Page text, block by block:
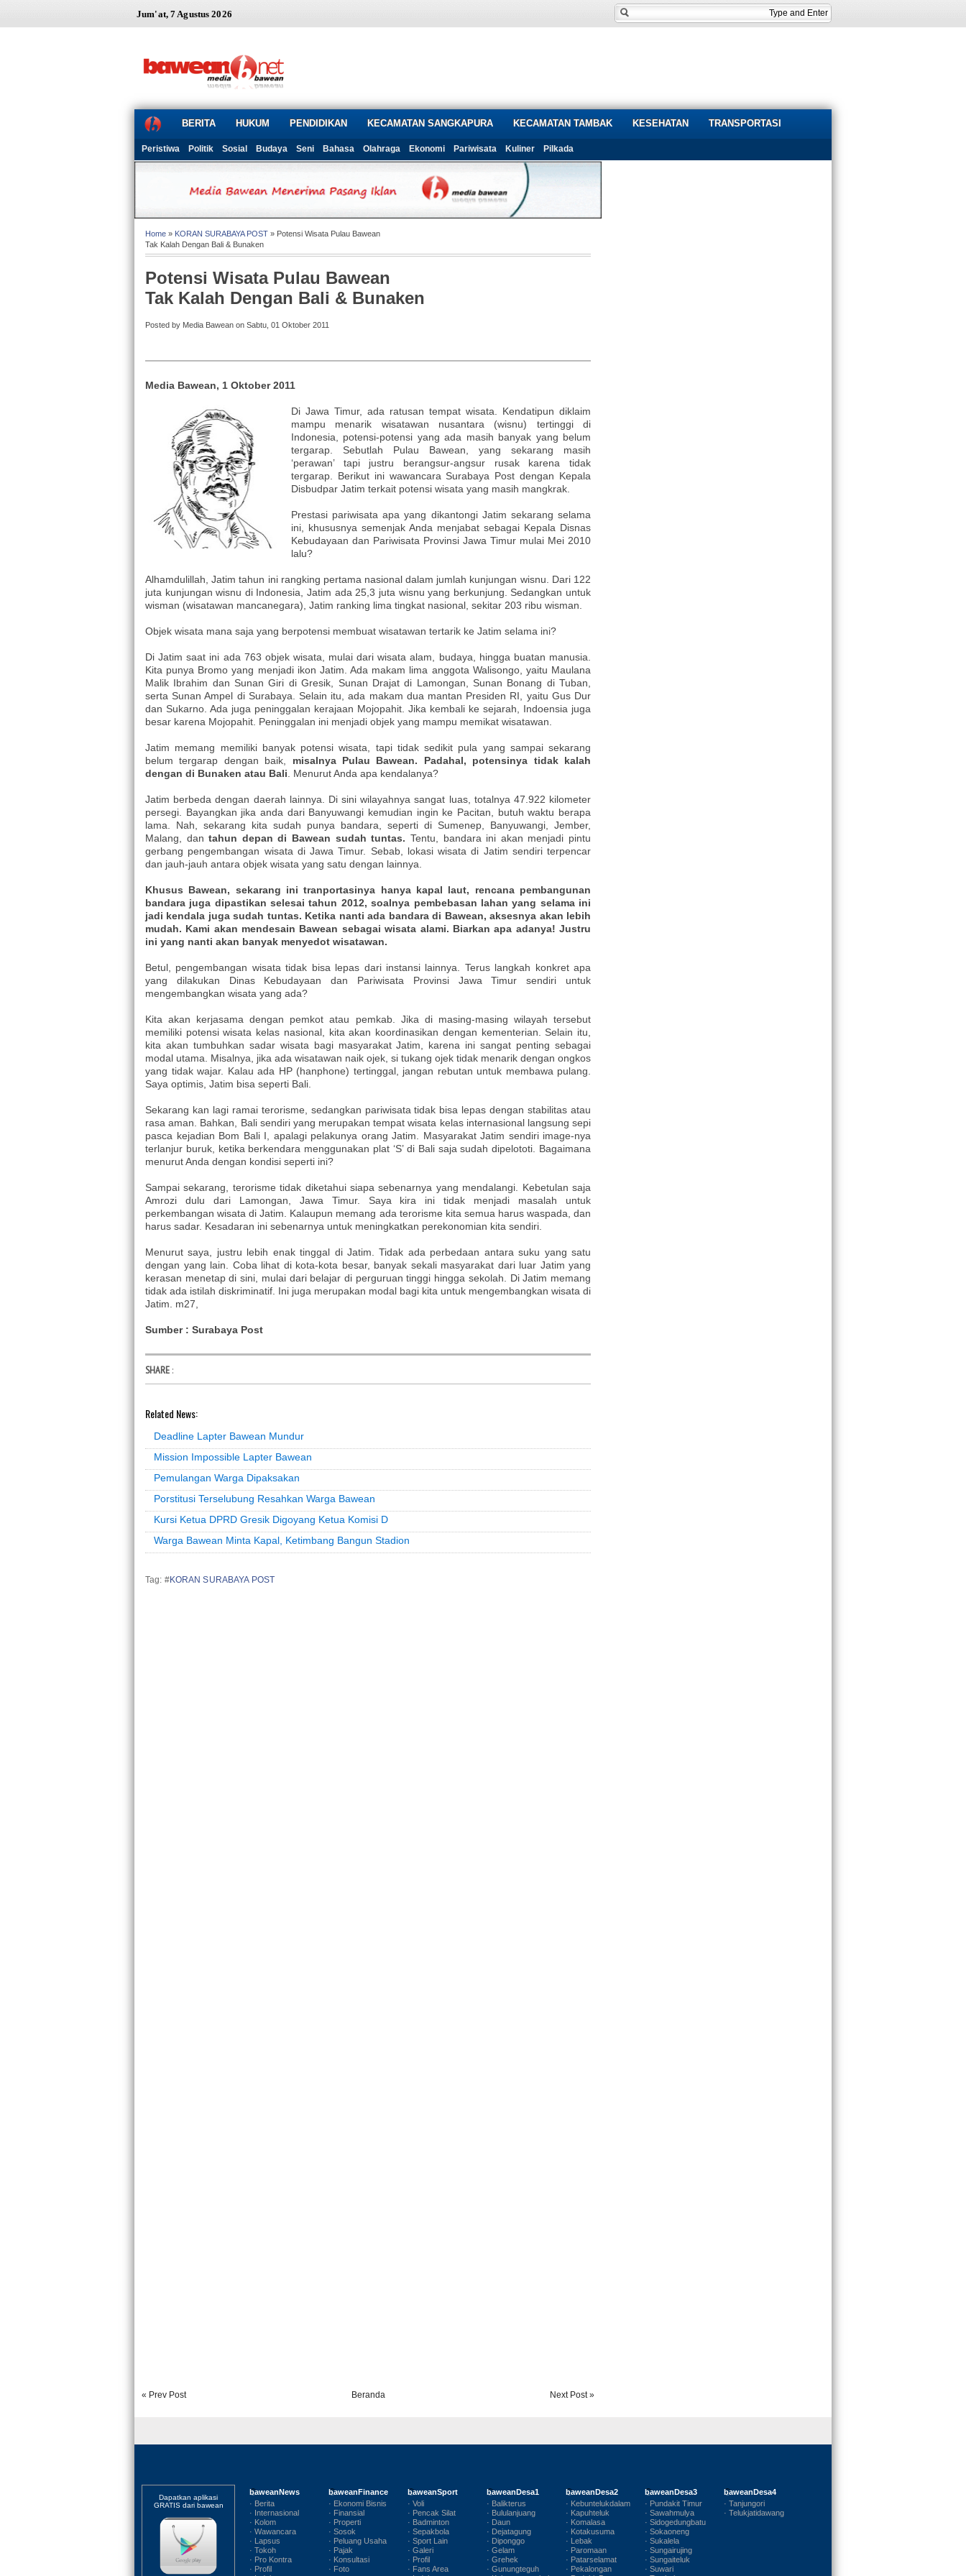
Jum'at, 7 Agustus 2026
BERITA HUKUM PENDIDIKAN KECAMATAN SANGKAPURA KECAMATAN TAMBAK KESEHATAN TRANSPORTASI
Peristiwa Politik Sosial Budaya Seni Bahasa Olahraga Ekonomi Pariwisata Kuliner Pilkada
Home » KORAN SURABAYA POST » Potensi Wisata Pulau Bawean
Tak Kalah Dengan Bali & Bunaken
Potensi Wisata Pulau Bawean
Tak Kalah Dengan Bali & Bunaken
Posted by Media Bawean on Sabtu, 01 Oktober 2011
Media Bawean, 1 Oktober 2011
Di Jawa Timur, ada ratusan tempat wisata. Kendatipun diklaim
mampu menarik wisatawan nusantara (wisnu) tertinggi di
Indonesia, potensi-potensi yang ada masih banyak yang belum
tergarap. Sebutlah Pulau Bawean, yang sekarang masih
‘perawan’ tapi justru berangsur-angsur rusak karena tidak
tergarap. Berikut ini wawancara Surabaya Post dengan Kepala
Disbudpar Jatim terkait potensi wisata yang masih mangkrak.
Prestasi pariwisata apa yang dikantongi Jatim sekarang selama
ini, khususnya semenjak Anda menjabat sebagai Kepala Disnas
Kebudayaan dan Pariwisata Provinsi Jawa Timur mulai Mei 2010
lalu?
Alhamdulillah, Jatim tahun ini rangking pertama nasional dalam jumlah kunjungan wisnu. Dari 122
juta kunjungan wisnu di Indonesia, Jatim ada 25,3 juta wisnu yang berkunjung. Sedangkan untuk
wisman (wisatawan mancanegara), Jatim ranking lima tingkat nasional, sekitar 203 ribu wisman.
Objek wisata mana saja yang berpotensi membuat wisatawan tertarik ke Jatim selama ini?
Di Jatim saat ini ada 763 objek wisata, mulai dari wisata alam, budaya, hingga buatan manusia.
Kita punya Bromo yang menjadi ikon Jatim. Ada makam lima anggota Walisongo, yaitu Maulana
Malik Ibrahim dan Sunan Giri di Gresik, Sunan Drajat di Lamongan, Sunan Bonang di Tuban,
serta Sunan Ampel di Surabaya. Selain itu, ada makam dua mantan Presiden RI, yaitu Gus Dur
dan Sukarno. Ada juga peninggalan kerajaan Mojopahit. Jika kembali ke sejarah, Indoensia juga
besar karena Mojopahit. Peninggalan ini menjadi objek yang mampu memikat wisatawan.
Jatim memang memiliki banyak potensi wisata, tapi tidak sedikit pula yang sampai sekarang
belum tergarap dengan baik, misalnya Pulau Bawean. Padahal, potensinya tidak kalah
dengan di Bunaken atau Bali . Menurut Anda apa kendalanya?
Jatim berbeda dengan daerah lainnya. Di sini wilayahnya sangat luas, totalnya 47.922 kilometer
persegi. Bayangkan jika anda dari Banyuwangi kemudian ingin ke Pacitan, butuh waktu berapa
lama. Nah, sekarang kita sudah punya bandara, seperti di Sumenep, Banyuwangi, Jember,
Malang, dantahun depan di Bawean sudah tuntas. Tentu, bandara ini akan menjadi pintu
gerbang pengembangan wisata di Jawa Timur. Sebab, lokasi wisata di Jatim sendiri terpencar
dan jauh-jauh antara objek wisata yang satu dengan lainnya.
Khusus Bawean, sekarang ini tranportasinya hanya kapal laut, rencana pembangunan
bandara juga dipastikan selesai tahun 2012, soalnya pembebasan lahan yang selama ini
jadi kendala juga sudah tuntas. Ketika nanti ada bandara di Bawean, aksesnya akan lebih
mudah. Kami akan mendesain Bawean sebagai wisata alami. Biarkan apa adanya! Justru
ini yang nanti akan banyak menyedot wisatawan.
Betul, pengembangan wisata tidak bisa lepas dari instansi lainnya. Terus langkah konkret apa
yang dilakukan Dinas Kebudayaan dan Pariwisata Provinsi Jawa Timur sendiri untuk
mengembangkan wisata yang ada?
Kita akan kerjasama dengan pemkot atau pemkab. Jika di masing-masing wilayah tersebut
memiliki potensi wisata kelas nasional, kita akan koordinasikan dengan kementerian. Selain itu,
kita akan tumbuhkan sadar wisata bagi masyarakat Jatim, karena ini sangat penting sebagai
modal utama. Misalnya, jika ada wisatawan naik ojek, si tukang ojek tidak menarik dengan ongkos
yang tidak wajar. Kalau ada HP (hanphone) tertinggal, jangan rebutan untuk membawa pulang.
Saya optimis, Jatim bisa seperti Bali.
Sekarang kan lagi ramai terorisme, sedangkan pariwisata tidak bisa lepas dengan stabilitas atau
rasa aman. Bahkan, Bali sendiri yang merupakan tempat wisata kelas internasional langsung sepi
pasca kejadian Bom Bali I, apalagi pelakunya orang Jatim. Masyarakat Jatim sendiri image-nya
terlanjur buruk, ketika berkendara menggunakan plat ‘S’ di Bali saja sudah dipelototi. Bagaimana
menurut Anda dengan kondisi seperti ini?
Sampai sekarang, terorisme tidak diketahui siapa sebenarnya yang mendalangi. Kebetulan saja
Amrozi dulu dari Lamongan, Jawa Timur. Saya kira ini tidak menjadi masalah untuk
perkembangan wisata di Jatim. Kalaupun memang ada terorisme kita semua harus waspada, dan
harus sadar. Kesadaran ini sebenarnya untuk meningkatkan perekonomian kita sendiri.
Menurut saya, justru lebih enak tinggal di Jatim. Tidak ada perbedaan antara suku yang satu
dengan yang lain. Coba lihat di kota-kota besar, banyak sekali masyarakat dari luar Jatim yang
kerasan menetap di sini, mulai dari belajar di perguruan tinggi hingga sekolah. Di Jatim memang
tidak ada istilah diskriminatif. Ini juga merupakan modal bagi kita untuk mengembangkan wisata di
Jatim. m27,
Sumber : Surabaya Post
SHARE :
Related News:
Deadline Lapter Bawean Mundur
Mission Impossible Lapter Bawean
Pemulangan Warga Dipaksakan
Porstitusi Terselubung Resahkan Warga Bawean
Kursi Ketua DPRD Gresik Digoyang Ketua Komisi D
Warga Bawean Minta Kapal, Ketimbang Bangun Stadion
Tag: #KORAN SURABAYA POST
« Prev Post Next Post »
Beranda
Dapatkan aplikasi
GRATIS dari bawean
baweanNews
· Berita
· Internasional
· Kolom
· Wawancara
· Lapsus
· Tokoh
· Pro Kontra
· Profil
baweanFinance
· Ekonomi Bisnis
· Finansial
· Properti
· Sosok
· Peluang Usaha
· Pajak
· Konsultasi
· Foto
baweanSport
· Voli
· Pencak Silat
· Badminton
· Sepakbola
· Sport Lain
· Galeri
· Profil
· Fans Area
baweanDesa1
· Balikterus
· Bululanjuang
· Daun
· Dejatagung
· Diponggo
· Gelam
· Grehek
· Gunungteguh
baweanDesa2
· Kebuntelukdalam
· Kapuhteluk
· Komalasa
· Kotakusuma
· Lebak
· Paromaan
· Patarselamat
· Pekalongan
baweanDesa3
· Pundakit Timur
· Sawahmulya
· Sidogedungbatu
· Sokaoneng
· Sukalela
· Sungairujing
· Sungaiteluk
· Suwari
baweanDesa4
· Tanjungori
· Telukjatidawang